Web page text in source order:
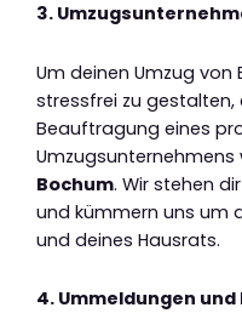
3.
Um deinen Umzug
stressfrei zu gestalten,
Beauftragung eines
Umzugsunternehmens
Bochum. Wir stehen
und kümmern uns um
und deines Hausrats.
4. Ummeldungen